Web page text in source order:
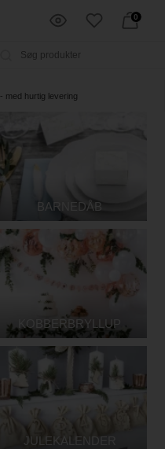
0
- med hurtig levering
BARNEDÅB
KOBBERBRYLLUP
JULEKALENDER